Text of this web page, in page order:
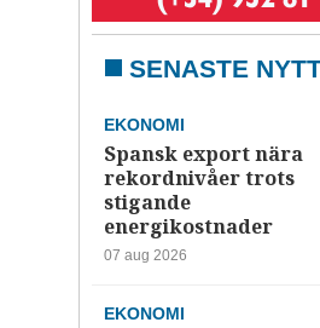
SENASTE
EKONOMI
Spansk export nära
rekordnivåer trots
stigande
energikostnader
07 aug 2026
EKONOMI